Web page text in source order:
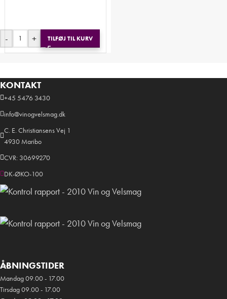
- + TILFØJ TIL KURV
KONTAKT
+45 5476 3430
info@vinogvelsmag.dk
C. E. Christiansens Vej 1
4930 Maribo
CVR: 30699270
DK-ØKO-100
ÅBNINGSTIDER
Mandag 09.00 - 17.00
Tirsdag 09.00 - 17.00